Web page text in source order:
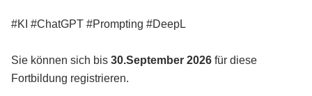
#KI #ChatGPT #Prompting #DeepL
Sie können sich bis 30.September 2026 für diese
Fortbildung registrieren.